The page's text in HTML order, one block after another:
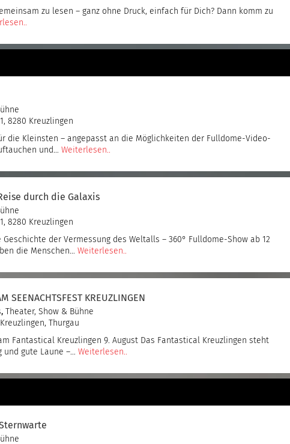
zu lesen – ganz ohne Druck, einfach für Dich? Dann komm zu
8280 Kreuzlingen
die Kleinsten – angepasst an die Möglichkeiten der Fulldome-Video-
und… Weiterlesen..
durch die Galaxis
8280 Kreuzlingen
Geschichte der Vermessung des Weltalls – 360° Fulldome-Show ab 12
die Menschen… Weiterlesen..
SEENACHTSFEST KREUZLINGEN
,
Theater, Show & Bühne
Thurgau
Fantastical Kreuzlingen 9. August Das Fantastical Kreuzlingen steht
und gute Laune –… Weiterlesen..